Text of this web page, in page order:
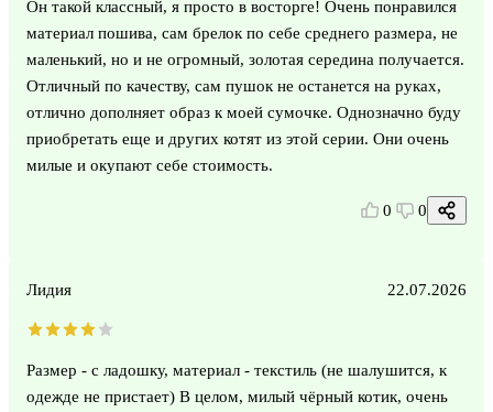
Он такой классный, я просто в восторге! Очень понравился
материал пошива, сам брелок по себе среднего размера, не
маленький, но и не огромный, золотая середина получается.
Отличный по качеству, сам пушок не останется на руках,
отлично дополняет образ к моей сумочке. Однозначно буду
приобретать еще и других котят из этой серии. Они очень
милые и окупают себе стоимость.
0 0
Лидия 22.07.2026
Размер - с ладошку, материал - текстиль (не шалушится, к
одежде не пристает) В целом, милый чёрный котик, очень